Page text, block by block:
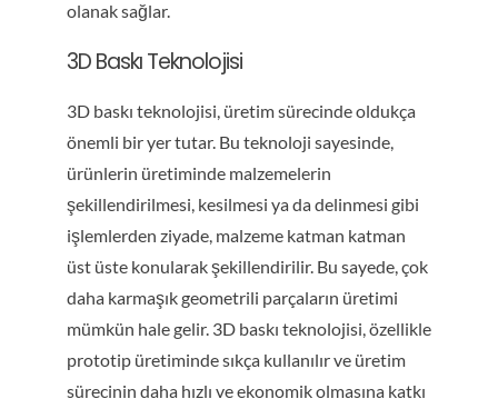
olanak sağlar.
3D Baskı Teknolojisi
3D baskı teknolojisi, üretim sürecinde oldukça
önemli bir yer tutar. Bu teknoloji sayesinde,
ürünlerin üretiminde malzemelerin
şekillendirilmesi, kesilmesi ya da delinmesi gibi
işlemlerden ziyade, malzeme katman katman
üst üste konularak şekillendirilir. Bu sayede, çok
daha karmaşık geometrili parçaların üretimi
mümkün hale gelir. 3D baskı teknolojisi, özellikle
prototip üretiminde sıkça kullanılır ve üretim
sürecinin daha hızlı ve ekonomik olmasına katkı